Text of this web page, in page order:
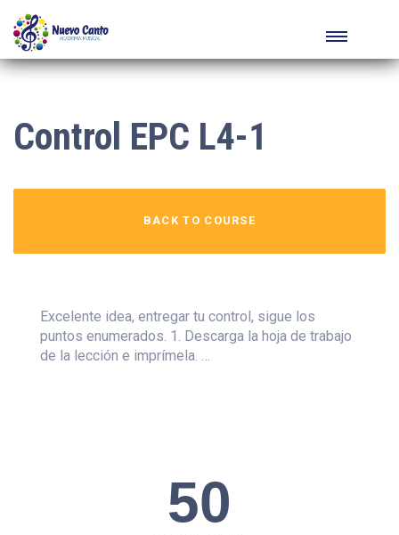
Control EPC L4-1
BACK TO COURSE
Excelente idea, entregar tu control, sigue los
puntos enumerados. 1. Descarga la hoja de trabajo
de la lección e imprímela. …
50